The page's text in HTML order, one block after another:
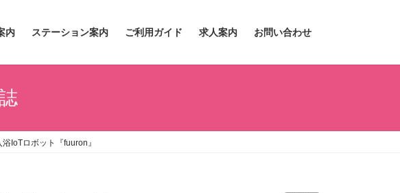
内 ステーション案内 ご利用ガイド 求人案内 お問い合わせ
IoTロボット『fuuron』